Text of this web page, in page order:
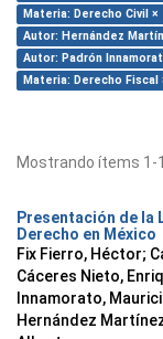
Materia: Derecho Civil ×
Autor: Hernández
Autor: Padrón
Materia: Derecho Fiscal
Mostrando ítems 1-
Presentación de la
Derecho en México
Fix Fierro, Héctor;
Cáceres Nieto,
Innamorato,
Hernández